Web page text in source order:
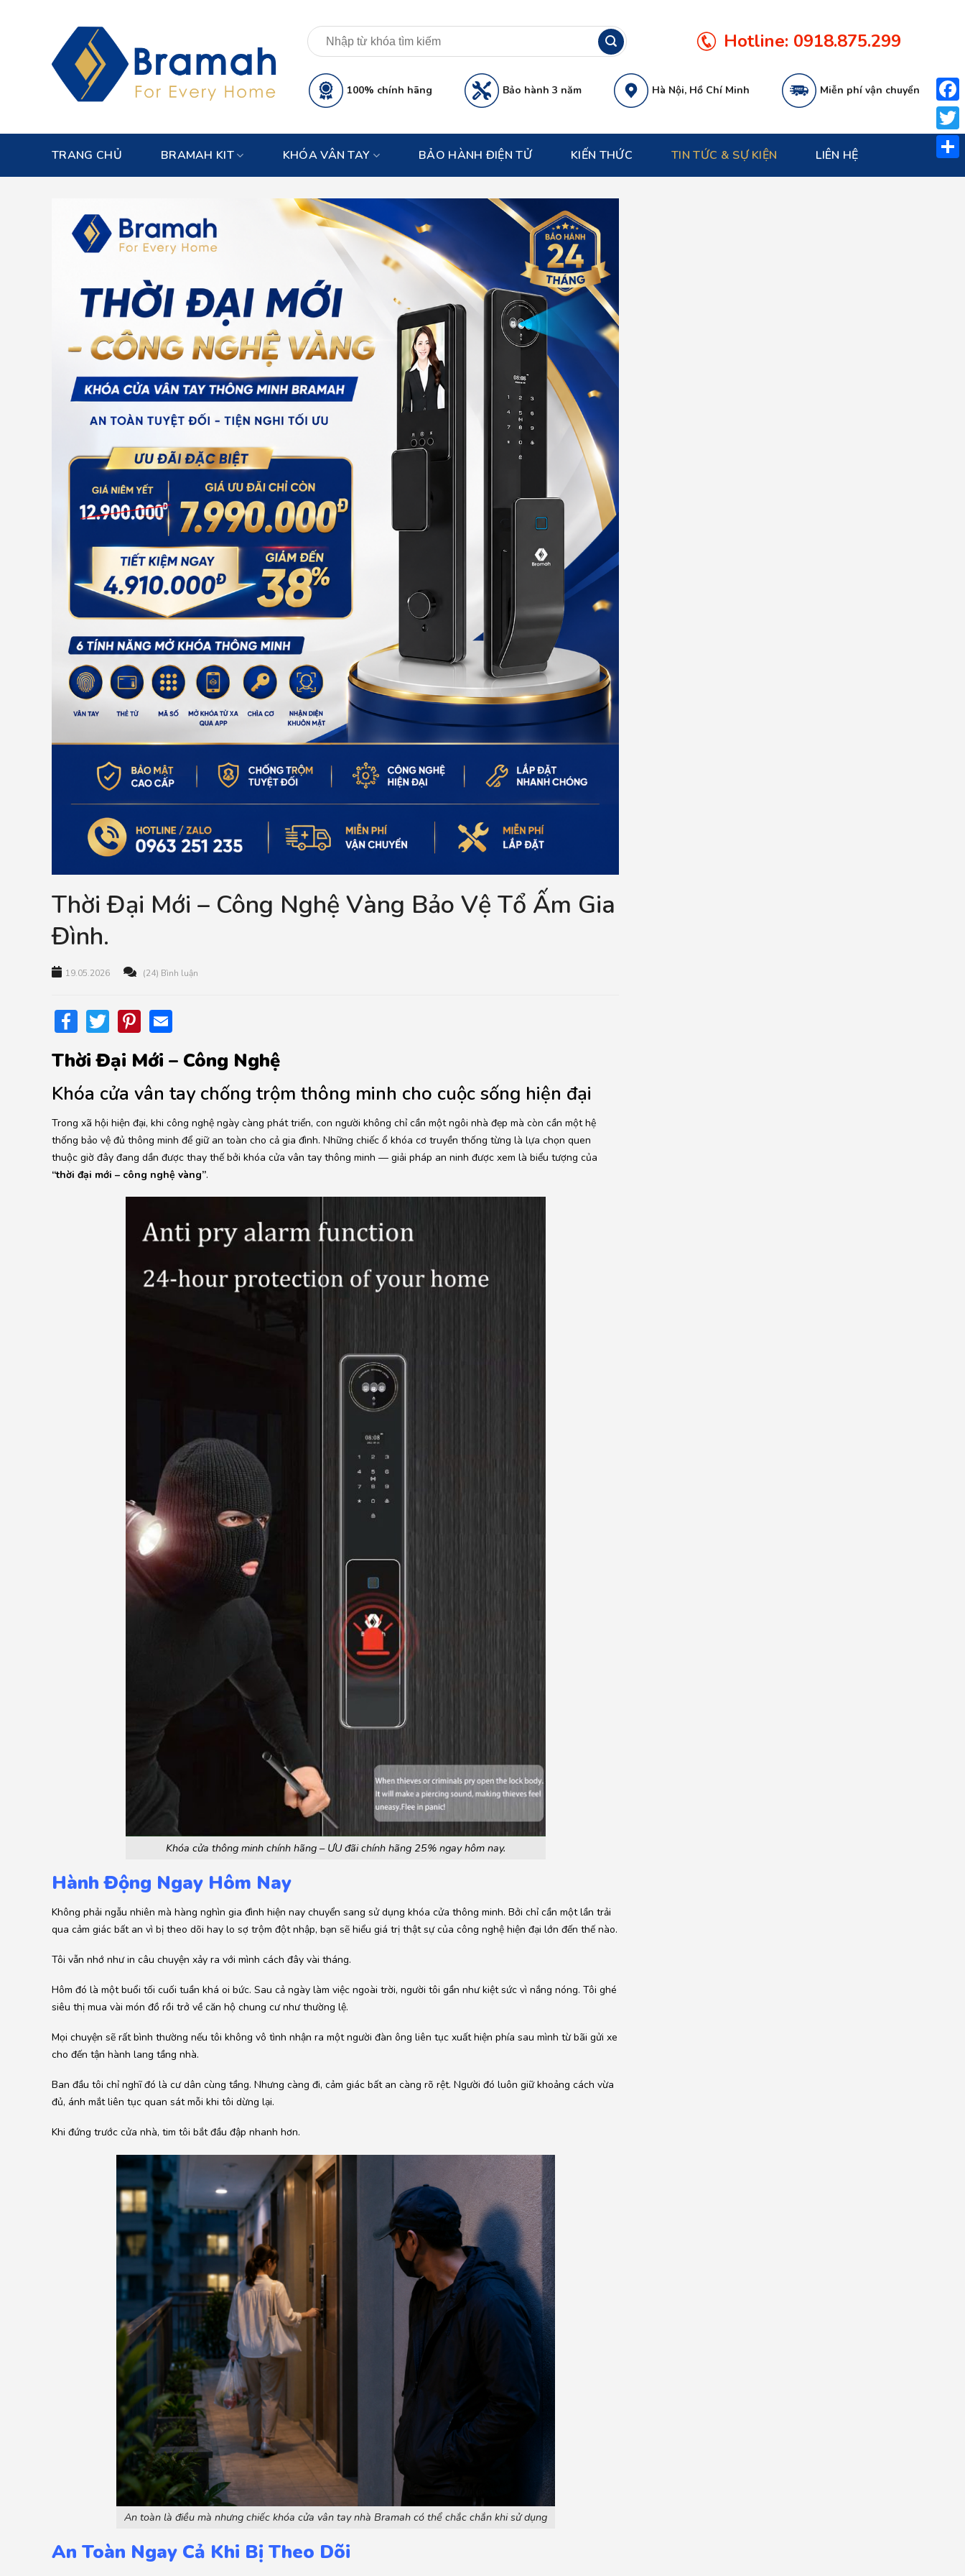
Hotline: 0918.875.299
100% chính hãng Bảo hành 3 năm Hà Nội, Hồ Chí Minh Miễn phí vận chuyển
TRANG CHỦ BRAMAH KIT KHÓA VÂN TAY BẢO HÀNH ĐIỆN TỬ KIẾN THỨC TIN TỨC & SỰ KIỆN LIÊN HỆ
Thời Đại Mới – Công Nghệ Vàng Bảo Vệ Tổ Ấm Gia
Đình.
19.05.2026 (24) Bình luận
Facebook
TwitterPinterest
Thời Đại Mới – Công Nghệ
Khóa cửa vân tay chống trộm thông minh cho cuộc sống hiện đại
Trong xã hội hiện đại, khi công nghệ ngày càng phát triển, con người không chỉ cần một ngôi nhà đẹp mà còn cần một hệ
thống bảo vệ đủ thông minh để giữ an toàn cho cả gia đình. Những chiếc ổ khóa cơ truyền thống từng là lựa chọn quen
thuộc giờ đây đang dần được thay thế bởi khóa cửa vân tay thông minh — giải pháp an ninh được xem là biểu tượng của
“thời đại mới – công nghệ vàng”.
Khóa cửa thông minh chính hãng – ƯU đãi chính hãng 25% ngay hôm nay.
Hành Động Ngay Hôm Nay
Không phải ngẫu nhiên mà hàng nghìn gia đình hiện nay chuyển sang sử dụng khóa cửa thông minh. Bởi chỉ cần một lần trải
qua cảm giác bất an vì bị theo dõi hay lo sợ trộm đột nhập, bạn sẽ hiểu giá trị thật sự của công nghệ hiện đại lớn đến thế nào.
Tôi vẫn nhớ như in câu chuyện xảy ra với mình cách đây vài tháng.
Hôm đó là một buổi tối cuối tuần khá oi bức. Sau cả ngày làm việc ngoài trời, người tôi gần như kiệt sức vì nắng nóng. Tôi ghé
siêu thị mua vài món đồ rồi trở về căn hộ chung cư như thường lệ.
Mọi chuyện sẽ rất bình thường nếu tôi không vô tình nhận ra một người đàn ông liên tục xuất hiện phía sau mình từ bãi gửi xe
cho đến tận hành lang tầng nhà.
Ban đầu tôi chỉ nghĩ đó là cư dân cùng tầng. Nhưng càng đi, cảm giác bất an càng rõ rệt. Người đó luôn giữ khoảng cách vừa
đủ, ánh mắt liên tục quan sát mỗi khi tôi dừng lại.
Khi đứng trước cửa nhà, tim tôi bắt đầu đập nhanh hơn.
An toàn là điều mà nhưng chiếc khóa cửa vân tay nhà Bramah có thể chắc chắn khi sử dụng
An Toàn Ngay Cả Khi Bị Theo Dõi